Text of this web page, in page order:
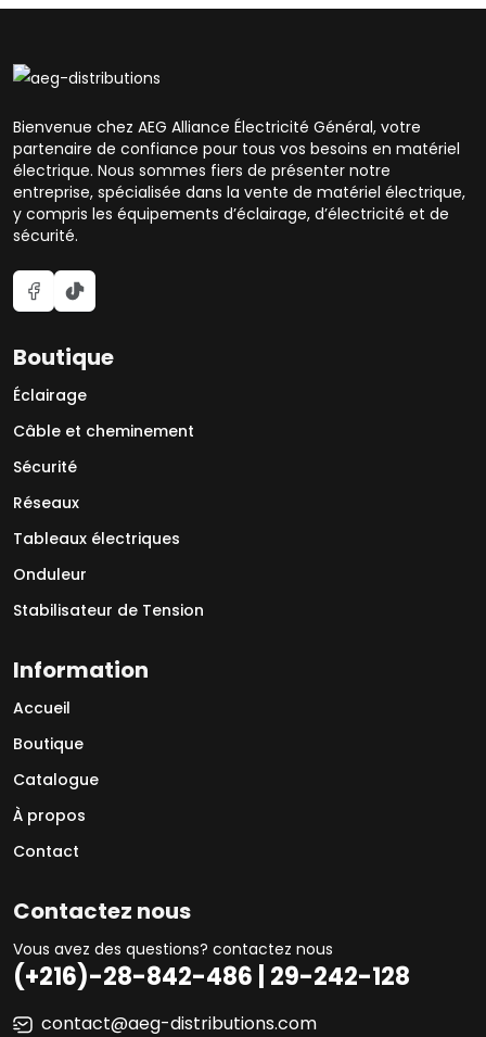
Bienvenue chez AEG Alliance Électricité Général, votre
partenaire de confiance pour tous vos besoins en matériel
électrique. Nous sommes fiers de présenter notre
entreprise, spécialisée dans la vente de matériel électrique,
y compris les équipements d’éclairage, d’électricité et de
sécurité.
Boutique
Éclairage
Câble et cheminement
Sécurité
Réseaux
Tableaux électriques
Onduleur
Stabilisateur de Tension
Information
Accueil
Boutique
Catalogue
À propos
Contact
Contactez nous
Vous avez des questions? contactez nous
(+216)-28-842-486 | 29-242-128
contact@aeg-distributions.com